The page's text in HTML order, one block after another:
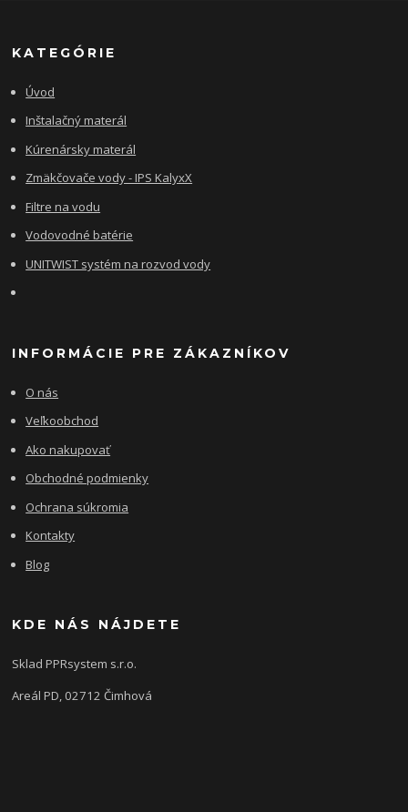
KATEGÓRIE
Úvod
Inštalačný materál
Kúrenársky materál
Zmäkčovače vody - IPS KalyxX
Filtre na vodu
Vodovodné batérie
UNITWIST systém na rozvod vody
INFORMÁCIE PRE ZÁKAZNÍKOV
O nás
Veľkoobchod
Ako nakupovať
Obchodné podmienky
Ochrana súkromia
Kontakty
Blog
KDE NÁS NÁJDETE
Sklad PPRsystem s.r.o.
Areál PD, 02712 Čimhová